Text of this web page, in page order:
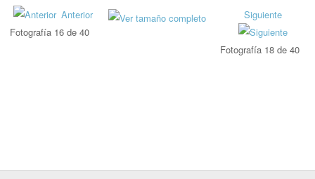
Anterior
Fotografía 16 de 40
Siguiente
Fotografía 18 de 40